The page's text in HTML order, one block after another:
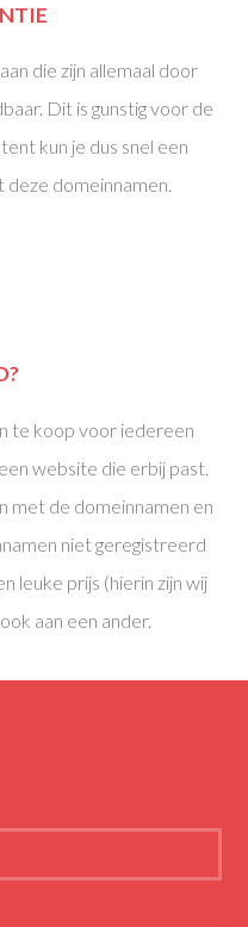
die zijn allemaal door
Dit is gunstig voor de
kun je dus snel een
deze domeinnamen.
te koop voor iedereen
website die erbij past.
met de domeinnamen en
niet geregistreerd
leuke prijs (hierin zijn wij
aan een ander.